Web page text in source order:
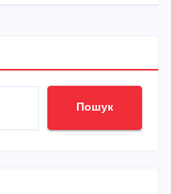
Пошук